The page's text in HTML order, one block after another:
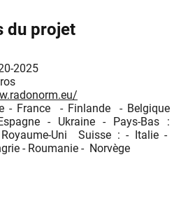
du projet
2025
- France - Finlande - Belgique
- Ukraine - Pays-Bas :
Uni Suisse : - Italie -
- Roumanie - Norvège